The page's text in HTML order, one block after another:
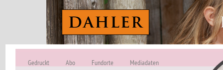
Gedruckt Abo Fundorte Mediadaten